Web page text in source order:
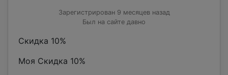
Зарегистрирован 9 месяцев назад
Был на сайте давно
Скидка 10%
Моя Скидка 10%